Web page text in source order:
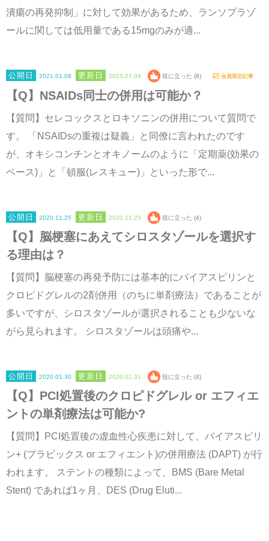
潰瘍の再発抑制」に対して効果があるため、ランソプラゾ
ールに関しては低用量である15mgのみが適...
2021.01.09 2025.07.04 役に立った (8) 会員限定記事
【Q】NSAIDs同士の併用は可能か？
【質問】セレコックスとロキソニンの併用について質問で
す。 「NSAIDsの重複は疑義」と同僚に言われたのです
が、オキシコンチンとオキノームのように「定期薬(効果の
ベース)」と「頓服(レスキュー)」といった形で...
2020.11.25 2020.11.25 役に立った (4)
【Q】脳梗塞にあえてシロスタゾールを選択す
る理由は？
【質問】脳梗塞の再発予防には基本的にバイアスピリンと
クロピドグレルの2剤併用（のちに単剤療法）であることが
多いですが、シロスタゾールが選択されることも少ないな
がら見られます。 シロスタゾールは頭痛や...
2020.01.30 2020.01.31 役に立った (4)
【Q】PCI処置後のクロピドグレル or エフィエ
ントの単剤療法は可能か?
【質問】PCI処置後の虚血性心疾患に対して、バイアスピリ
ン+ (プラビックス or エフィエント)の併用療法 (DAPT) が行
われます。 ステントの種類によって、BMS (Bare Metal
Stent) であれば1ヶ月、DES (Drug Eluti...